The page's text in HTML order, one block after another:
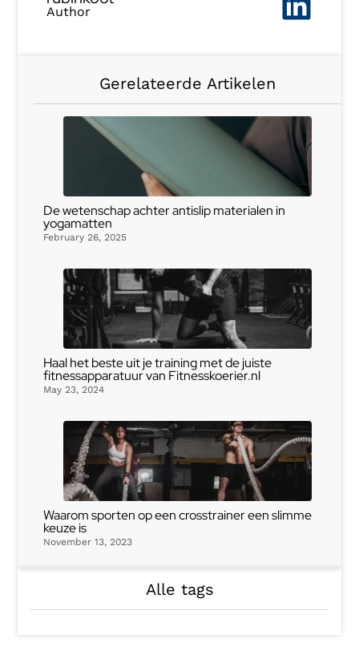
Author
Gerelateerde Artikelen
De wetenschap achter antislip materialen in
yogamatten
February 26, 2025
Haal het beste uit je training met de juiste
fitnessapparatuur van Fitnesskoerier.nl
May 23, 2024
Waarom sporten op een crosstrainer een slimme
keuze is
November 13, 2023
Alle tags